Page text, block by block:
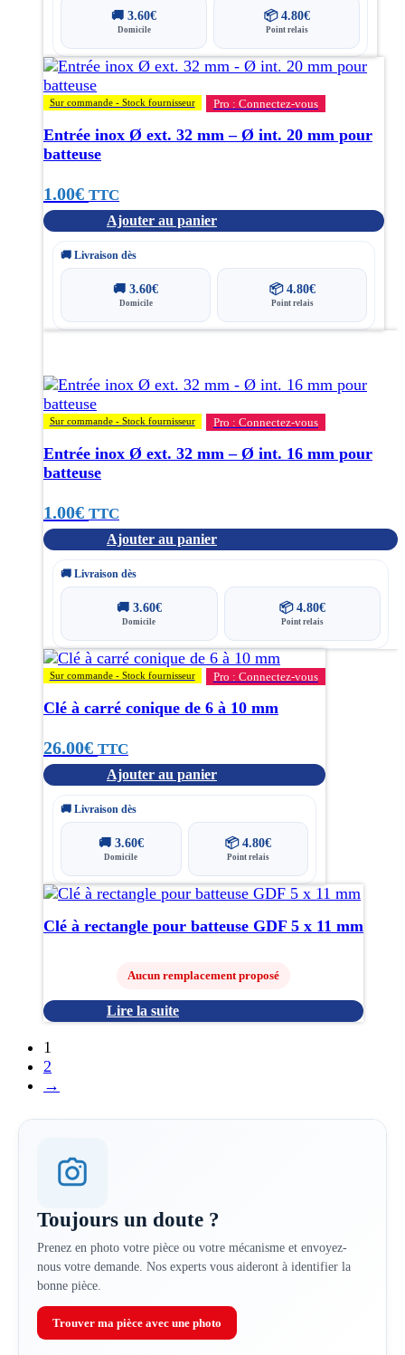
🚚 3.60€
Domicile
📦 4.80€
Point relais
Sur commande - Stock fournisseur Pro : Connectez-vous
Entrée inox Ø ext. 32 mm – Ø int. 20 mm pour
batteuse
1.00€ TTC
Ajouter au panier
🚚 Livraison dès
🚚3.60€
Domicile
📦 4.80€
Point relais
Sur commande - Stock fournisseur Pro : Connectez-vous
Entrée inox Ø ext. 32 mm – Ø int. 16 mm pour
batteuse
1.00€ TTC
Ajouter au panier
🚚 Livraison dès
🚚 3.60€
Domicile
📦 4.80€
Point relais
Sur commande - Stock fournisseur Pro : Connectez-vous
Clé à carré conique de 6 à 10 mm
26.00€ TTC
Ajouter au panier
🚚 Livraison dès
🚚 3.60€
Domicile
📦 4.80€
Point relais
Clé à rectangle pour batteuse GDF 5 x 11 mm
Aucun remplacement proposé
Lire la suite
1
2
→
Toujours un doute ?
Prenez en photo votre pièce ou votre mécanisme et envoyez-
nous votre demande. Nos experts vous aideront à identifier la
bonne pièce.
Trouver ma pièce avec une photo